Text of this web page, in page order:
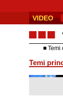
VIDEO
■■■
Temi
Temi